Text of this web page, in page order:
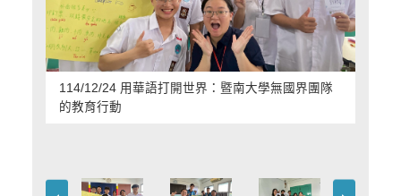
114/12/24 用華語打開世界：暨南大學無國界團隊
的教育行動